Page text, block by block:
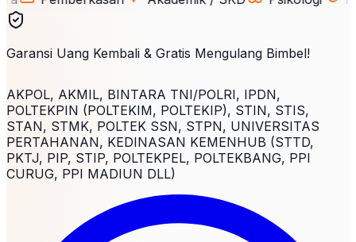
Garansi Uang Kembali & Gratis Mengulang Bimbel!
AKPOL, AKMIL, BINTARA TNI/POLRI, IPDN,
POLTEKPIN (POLTEKIM, POLTEKIP), STIN, STIS,
STAN, STMK, POLTEK SSN, STPN, UNIVERSITAS
PERTAHANAN, KEDINASAN KEMENHUB (STTD,
PKTJ, PIP, STIP, POLTEKPEL, POLTEKBANG, PPI
CURUG, PPI MADIUN DLL)